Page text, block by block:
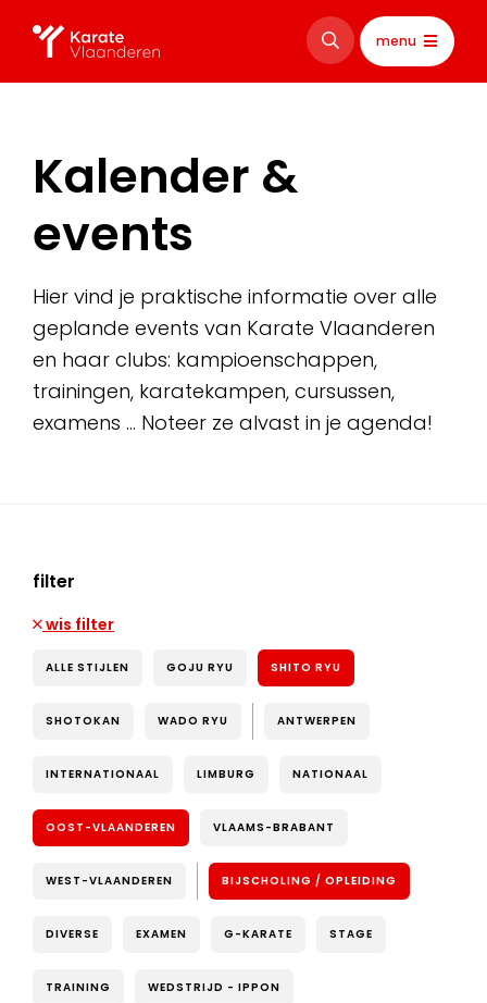
menu
Kalender &
events
Hier vind je praktische informatie over alle
geplande events van Karate Vlaanderen
en haar clubs: kampioenschappen,
trainingen, karatekampen, cursussen,
examens … Noteer ze alvast in je agenda!
filter
wis filter
ALLE STIJLEN GOJU RYU SHITO RYU
SHOTOKAN WADO RYU ANTWERPEN
INTERNATIONAAL LIMBURG NATIONAAL
OOST-VLAANDEREN VLAAMS-BRABANT
WEST-VLAANDEREN BIJSCHOLING / OPLEIDING
DIVERSE EXAMEN G-KARATE STAGE
TRAINING WEDSTRIJD - IPPON